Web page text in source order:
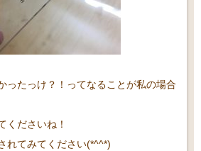
ったっけ？！ってなることが私の場合
くださいね！
れてみてください(*^^*)